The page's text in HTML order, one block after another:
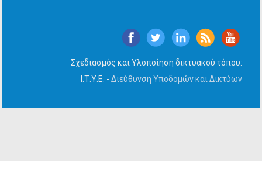
Σχεδιασμός και Υλοποίηση δικτυακού τόπου:
Ι.Τ.Υ.Ε. - Διεύθυνση Υποδομών και Δικτύων